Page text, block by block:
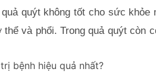
quýt không tốt cho sức
và phổi. Trong quả quýt còn
bệnh hiệu quả nhất?